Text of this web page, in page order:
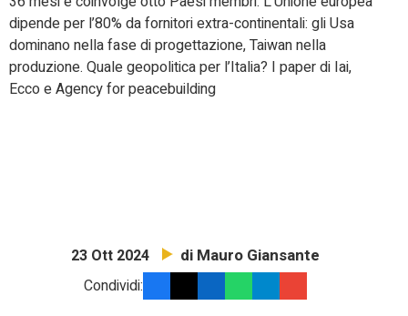
dipende per l’80% da fornitori extra-continentali: gli Usa
dominano nella fase di progettazione, Taiwan nella
produzione. Quale geopolitica per l’Italia? I paper di Iai,
Ecco e Agency for peacebuilding
23 Ott 2024 di Mauro Giansante
Condividi: